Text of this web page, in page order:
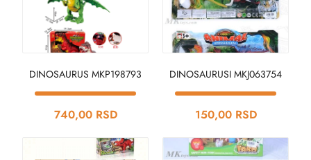
DINOSAURUS MKP198793
740,00 RSD
DINOSAURUSI MKJ063754
150,00 RSD